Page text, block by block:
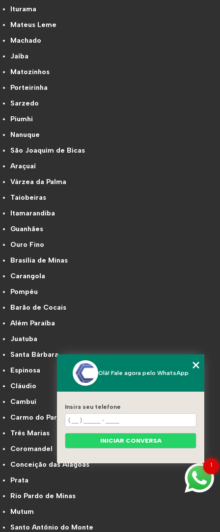
Iturama
Mateus Leme
Machado
Jaíba
Matozinhos
Porteirinha
Sarzedo
Piumhi
Nanuque
São Joaquim de Bicas
Araçuaí
Várzea da Palma
Taiobeiras
Itamarandiba
Guanhães
Ouro Fino
Brasília de Minas
Carangola
Pompéu
Barão de Cocais
Além Paraíba
Juatuba
Santa Bárbara
Espinosa
Cláudio
Cambuí
Carmo do Paranaíba
Três Marias
Coromandel
Conceição das Alagoas
Prata
Rio Pardo de Minas
Mutum
Santo Antônio do Monte
1
Olá! Fale agora pelo WhatsApp
Insira seu telefone
INICIAR CONVERSA